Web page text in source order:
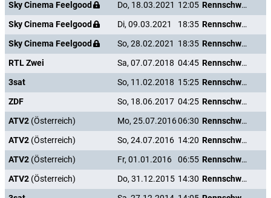
Sky Cinema Feelgood Do, 18.03.2021 12:05
Rennschwein Rudi Rüssel
Sky Cinema Feelgood
Di, 09.03.2021 18:35
Rennschwein Rudi Rüssel
Sky Cinema Feelgood
So, 28.02.2021 18:35
Rennschwein Rudi Rüssel
RTL Zwei
Sa, 07.07.2018 04:45
Rennschwein Rudi Rüssel
3sat
So, 11.02.2018 15:25
Rennschwein Rudi Rüssel
ZDF
So, 18.06.2017 04:25
Rennschwein Rudi Rüssel
ATV2 (Österreich) Mo, 25.07.201606:30
Rennschwein Rudi Rüssel
ATV2 (Österreich) So, 24.07.2016 14:20
Rennschwein Rudi Rüssel
ATV2 (Österreich) Fr, 01.01.2016 06:55
Rennschwein Rudi Rüssel
ATV2 (Österreich) Do, 31.12.2015 14:30
Rennschwein Rudi Rüssel